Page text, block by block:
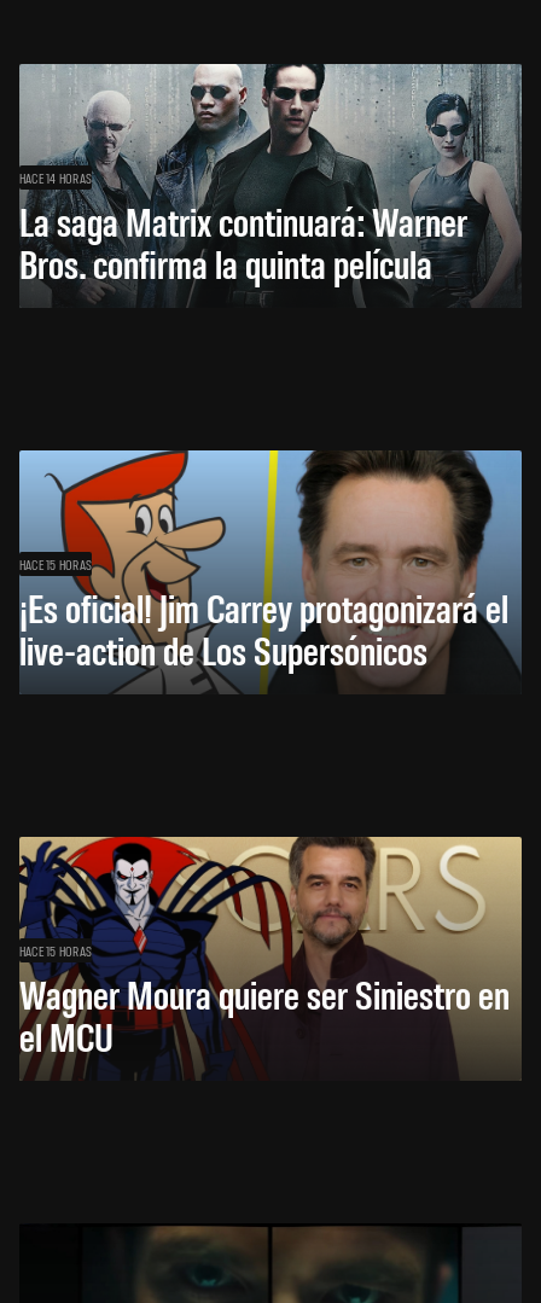
HACE 14 HORAS
La saga Matrix continuará: Warner
Bros. confirma la quinta película
HACE 15 HORAS
¡Es oficial! Jim Carrey protagonizará el
live-action de Los Supersónicos
HACE 15 HORAS
Wagner Moura quiere ser Siniestro en
el MCU